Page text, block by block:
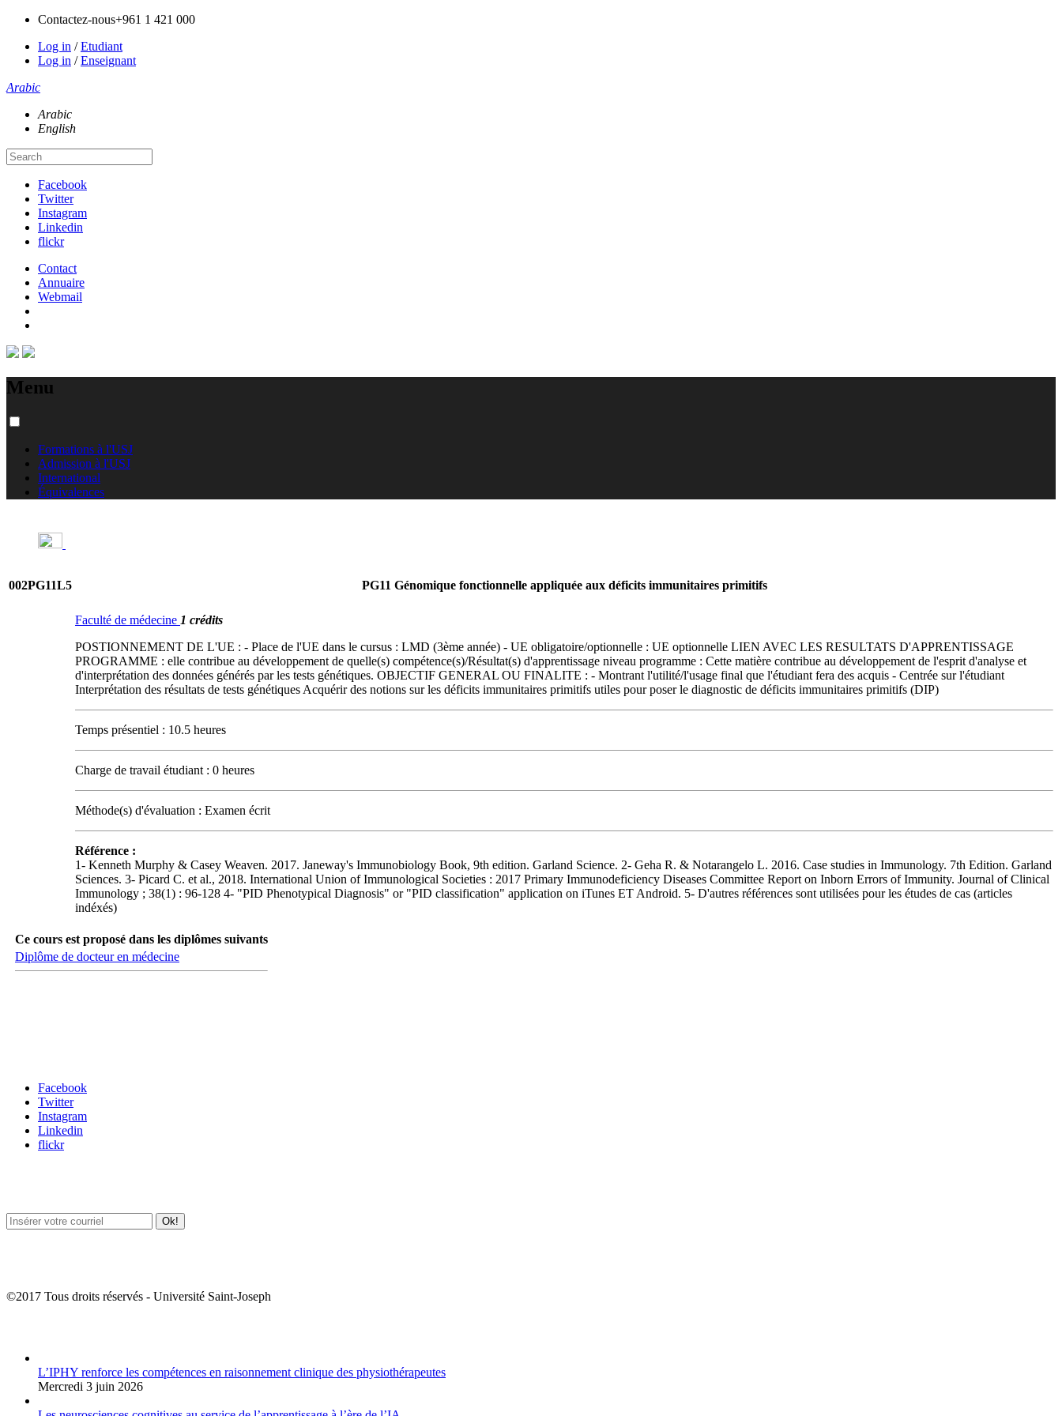
Contactez-nous+961 1 421 000
Log in /Etudiant
Log in /Enseignant
Arabic
Arabic
English
Facebook
Twitter
Instagram
Linkedin
flickr
Contact
Annuaire
Webmail
Menu
Formations à l'USJ
Admission à l'USJ
International
Équivalences
002PG11L5 PG11 Génomique fonctionnelle appliquée aux déficits immunitaires primitifs
Faculté de médecine 1 crédits
POSTIONNEMENT DE L'UE : - Place de l'UE dans le cursus : LMD (3ème année) - UE obligatoire/optionnelle : UE optionnelle LIEN AVEC LES RESULTATS D'APPRENTISSAGE
PROGRAMME : elle contribue au développement de quelle(s) compétence(s)/Résultat(s) d'apprentissage niveau programme : Cette matière contribue au développement de l'esprit d'analyse et
d'interprétation des données générés par les tests génétiques. OBJECTIF GENERAL OU FINALITE : - Montrant l'utilité/l'usage final que l'étudiant fera des acquis - Centrée sur l'étudiant
Interprétation des résultats de tests génétiques Acquérir des notions sur les déficits immunitaires primitifs utiles pour poser le diagnostic de déficits immunitaires primitifs (DIP)
Temps présentiel : 10.5 heures
Charge de travail étudiant : 0 heures
Méthode(s) d'évaluation : Examen écrit
Référence :
1- Kenneth Murphy & Casey Weaven. 2017. Janeway's Immunobiology Book, 9th edition. Garland Science. 2- Geha R. & Notarangelo L. 2016. Case studies in Immunology. 7th Edition. Garland
Sciences. 3- Picard C. et al., 2018. International Union of Immunological Societies : 2017 Primary Immunodeficiency Diseases Committee Report on Inborn Errors of Immunity. Journal of Clinical
Immunology ; 38(1) : 96-128 4- "PID Phenotypical Diagnosis" or "PID classification" application on iTunes ET Android. 5- D'autres références sont utilisées pour les études de cas (articles
indéxés)
Ce cours est proposé dans les diplômes suivants
Diplôme de docteur en médecine
Facebook
Twitter
Instagram
Linkedin
flickr
©2017 Tous droits réservés - Université Saint-Joseph
L’IPHY renforce les compétences en raisonnement clinique des physiothérapeutes
Mercredi 3 juin 2026